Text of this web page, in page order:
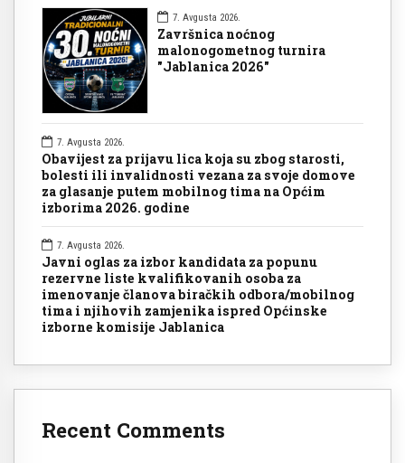
7. Avgusta 2026.
Završnica noćnog
malonogometnog turnira
"Jablanica 2026"
7. Avgusta 2026.
Obavijest za prijavu lica koja su zbog starosti,
bolesti ili invalidnosti vezana za svoje domove
za glasanje putem mobilnog tima na Općim
izborima 2026. godine
7. Avgusta 2026.
Javni oglas za izbor kandidata za popunu
rezervne liste kvalifikovanih osoba za
imenovanje članova biračkih odbora/mobilnog
tima i njihovih zamjenika ispred Općinske
izborne komisije Jablanica
Recent Comments